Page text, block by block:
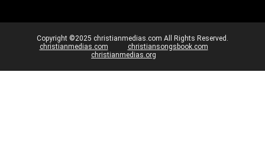
Copyright ©2025 christianmedias.com All Rights Reserved.
christianmedias.com
christiansongsbook.com
christianmedias.org